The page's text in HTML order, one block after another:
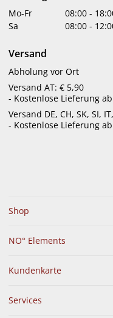
bestellbar
Sidroga Erkältungstee
Mo-Fr 08:00 -
Sa
08:00 -
Versand
Abholung vor Ort
Versand AT: € 5,90
- Kostenlose Lieferung
Versand DE, CH, SK, SI,
- Kostenlose Lieferung
Shop
NO° Elements
Kundenkarte
Services